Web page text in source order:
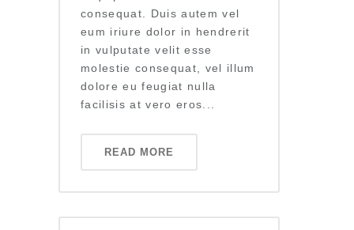
consequat. Duis autem vel
eum iriure dolor in hendrerit
in vulputate velit esse
molestie consequat, vel illum
dolore eu feugiat nulla
facilisis at vero eros...
READ MORE